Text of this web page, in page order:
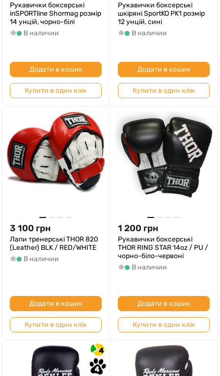
Рукавички боксерські
inSPORTline Shormag розмір
14 унцій, чорно-білі
В наличии
Додати в кошик
Купити в один клік
Рукавички боксерські
шкіряні SportKO PK1 розмір
12 унцій, сині
В наличии
Додати в кошик
Купити в один клік
3 100 грн
Лапи тренерські THOR 820
(Leather) BLK / RED/WHITE
В наличии
Додати в кошик
Купити в один клік
1 200 грн
Рукавички боксерські
THOR RING STAR 14oz / PU /
чорно-біло-червоні
В наличии
Додати в кошик
Купити в один клік
4
4